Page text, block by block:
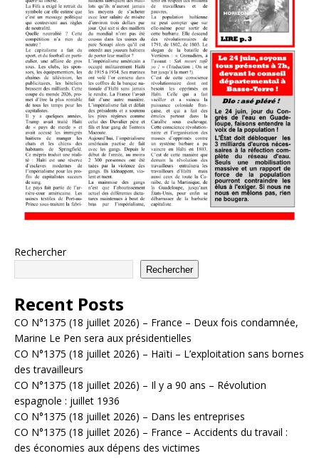
Rechercher
Rechercher
Recent Posts
CO N°1375 (18 juillet 2026) – France – Deux fois condamnée,
Marine Le Pen sera aux présidentielles
CO N°1375 (18 juillet 2026) – Haïti – L’exploitation sans bornes
des travailleurs
CO N°1375 (18 juillet 2026) – Il y a 90 ans – Révolution
espagnole : juillet 1936
CO N°1375 (18 juillet 2026) – Dans les entreprises
CO N°1375 (18 juillet 2026) – France – Accidents du travail :
des économies aux dépens des victimes